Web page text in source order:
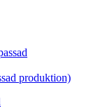
produktion)